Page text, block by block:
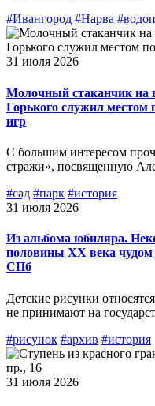
#Ивангород #Нарва
31 июля 2026
Молочный стаканчик на
Горького служил местом
игр
С большим интересом
стражи», посвященную
#сад #парк #история
31 июля 2026
Из альбома юбиляра.
половины XX века
СПб
Детские рисунки
не принимают на
#рисунок #архив #история
31 июля 2026